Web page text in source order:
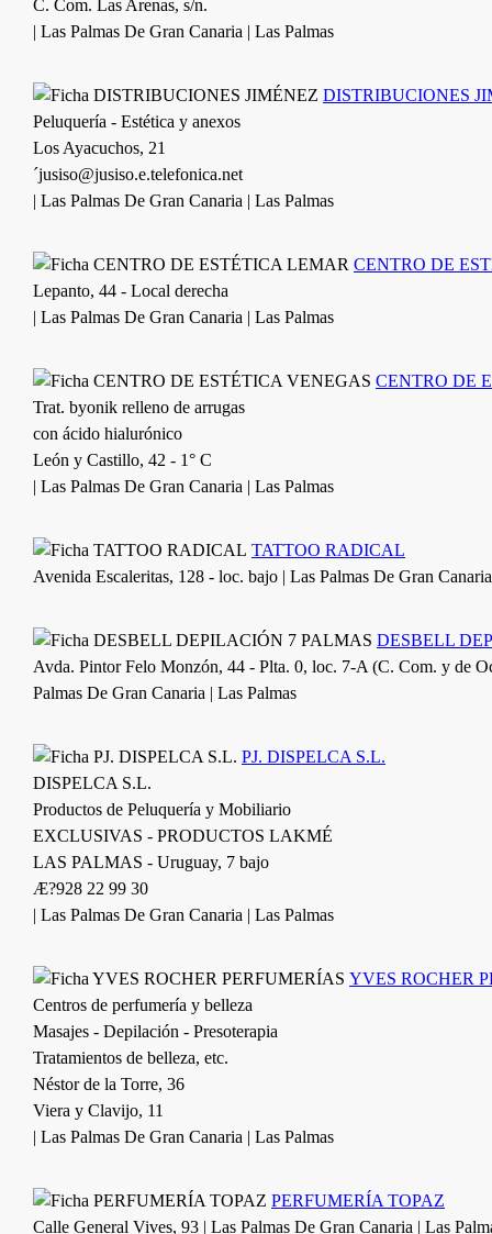
C. Com. Las Arenas, s/n.
| Las Palmas De Gran Canaria | Las Palmas
DISTRIBUCIONES
Peluquería - Estética y anexos
Los Ayacuchos, 21
´jusiso@jusiso.e.telefonica.net
| Las Palmas De Gran Canaria | Las Palmas
CENTRO DE
Lepanto, 44 - Local derecha
| Las Palmas De Gran Canaria | Las Palmas
CENTRO DE
Trat. byonik relleno de arrugas
con ácido hialurónico
León y Castillo, 42 - 1° C
| Las Palmas De Gran Canaria | Las Palmas
TATTOO RADICAL
Avenida Escaleritas, 128 - loc. bajo | Las Palmas De Gran
DESBELL
Avda. Pintor Felo Monzón, 44 - Plta. 0, loc. 7-A (C. Com. y de
Palmas De Gran Canaria | Las Palmas
PJ. DISPELCA S.L.
DISPELCA S.L.
Productos de Peluquería y Mobiliario
EXCLUSIVAS - PRODUCTOS LAKMÉ
LAS PALMAS - Uruguay, 7 bajo
Æ?928 22 99 30
| Las Palmas De Gran Canaria | Las Palmas
YVES ROCHER
Centros de perfumería y belleza
Masajes - Depilación - Presoterapia
Tratamientos de belleza, etc.
Néstor de la Torre, 36
Viera y Clavijo, 11
| Las Palmas De Gran Canaria | Las Palmas
PERFUMERÍA TOPAZ
Calle General Vives, 93 | Las Palmas De Gran Canaria | Las